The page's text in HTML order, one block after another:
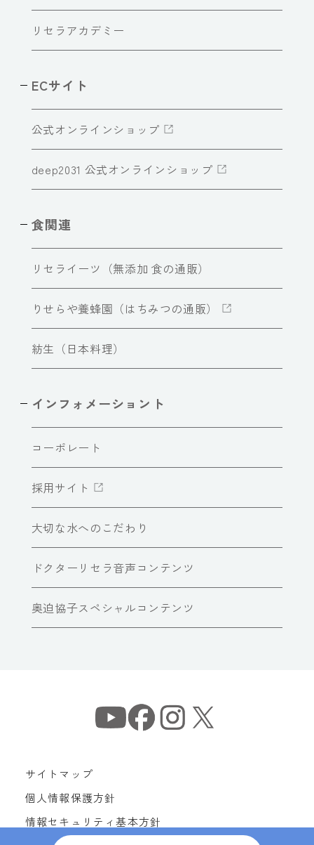
リセラアカデミー
ECサイト
公式オンラインショップ
deep2031 公式オンラインショップ
食関連
リセライーツ（無添加 食の通販）
りせらや養蜂園（はちみつの通販）
紡生（日本料理）
インフォメーショント
コーポレート
採用サイト
大切な水へのこだわり
ドクターリセラ音声コンテンツ
奥迫協子スペシャルコンテンツ
サイトマップ
個人情報保護方針
情報セキュリティ基本方針